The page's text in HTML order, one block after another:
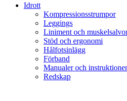
Idrott
Kompressionsstrumpor
Leggings
Liniment och
Stöd och ergonomi
Hålfotsinlägg
Förband
Manualer och instruktioner
Redskap